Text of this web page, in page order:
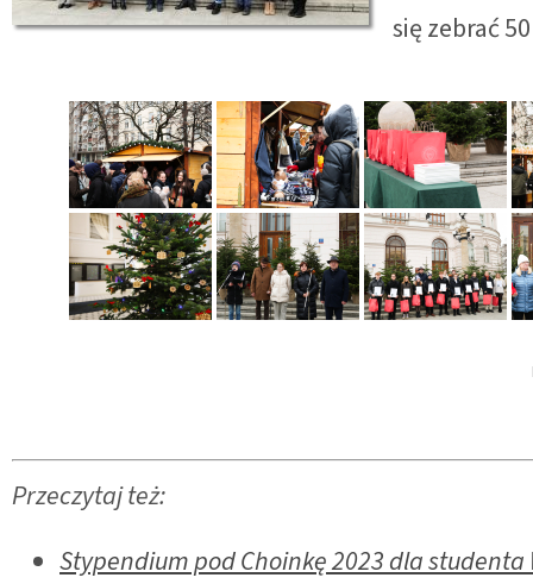
się zebrać
Przeczytaj też:
Stypendium pod Choinkę 2023 dla studenta